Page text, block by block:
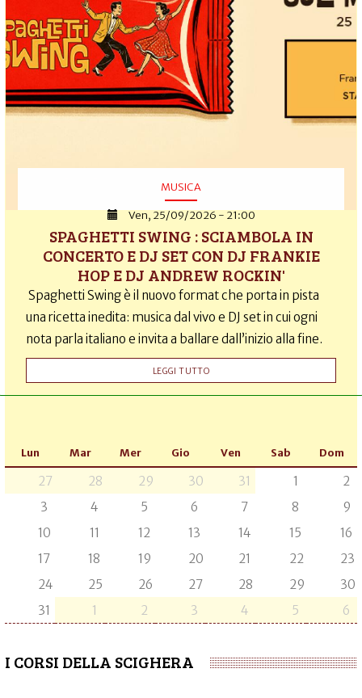
MUSICA
Ven, 25/09/2026 - 21:00
SPAGHETTI SWING : SCIAMBOLA IN
CONCERTO E DJ SET CON DJ FRANKIE
HOP E DJ ANDREW ROCKIN'
Spaghetti Swing è il nuovo format che porta in pista
una ricetta inedita: musica dal vivo e DJ set in cui ogni
nota parla italiano e invita a ballare dall’inizio alla fine.
LEGGI TUTTO
Lun Mar Mer Gio Ven Sab Dom
27 28 29 30 31 1
2
3
4 5 6 7 8
9
10
11 12 13 14 15
16
17
18 19 20 21 22
23
24
25 26 27 28 29
30
31
1 2 3 4 5 6
I CORSI DELLA SCIGHERA